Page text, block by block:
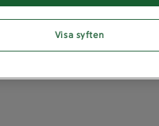
Visa syften